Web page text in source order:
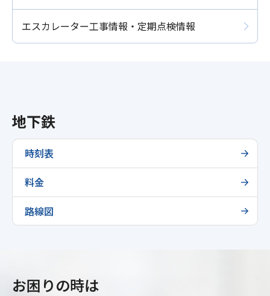
エスカレーター工事情報・定期点検情報
地下鉄
時刻表
料金
路線図
お困りの時は